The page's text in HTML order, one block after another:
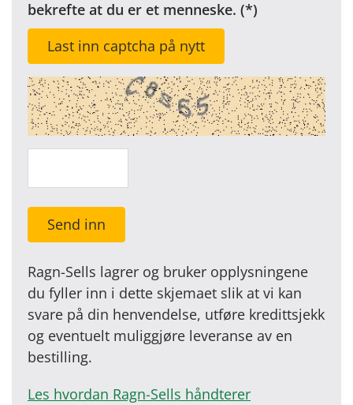
bekrefte at du er et menneske.
Last inn captcha på nytt
Send inn
Ragn-Sells lagrer og bruker opplysningene
du fyller inn i dette skjemaet slik at vi kan
svare på din henvendelse, utføre kredittsjekk
og eventuelt muliggjøre leveranse av en
bestilling.
Les hvordan Ragn-Sells håndterer